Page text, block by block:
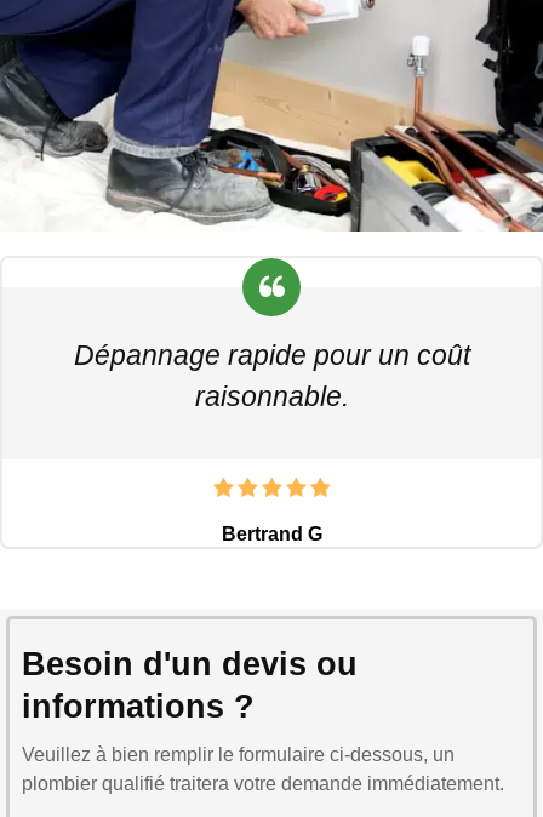
Dépannage rapide pour un coût
raisonnable.
Bertrand G
Besoin d'un devis ou
informations ?
Veuillez à bien remplir le formulaire ci-dessous, un
plombier qualifié traitera votre demande immédiatement.